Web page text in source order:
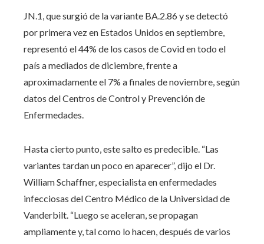
JN.1, que surgió de la variante BA.2.86 y se detectó
por primera vez en Estados Unidos en septiembre,
representó el 44% de los casos de Covid en todo el
país a mediados de diciembre, frente a
aproximadamente el 7% a finales de noviembre, según
datos del Centros de Control y Prevención de
Enfermedades.
Hasta cierto punto, este salto es predecible. “Las
variantes tardan un poco en aparecer”, dijo el Dr.
William Schaffner, especialista en enfermedades
infecciosas del Centro Médico de la Universidad de
Vanderbilt. “Luego se aceleran, se propagan
ampliamente y, tal como lo hacen, después de varios